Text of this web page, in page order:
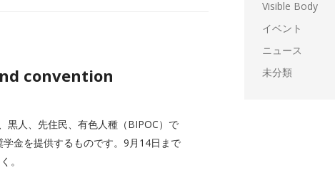
convention
黒人、先住民、有色人種（BIPOC）で
金を提供するものです。9月14日まで
。
Visible Body
イベント
ニュース
未分類